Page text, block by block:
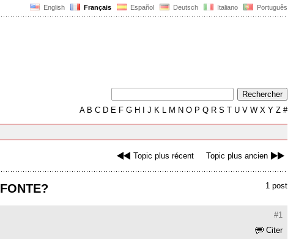
English Français Español Deutsch Italiano Português
AB C D E F G H J K L M N O P Q R S T U V W X Y Z #
Topic plus récent Topic plus ancien
1 post
#1
Citer